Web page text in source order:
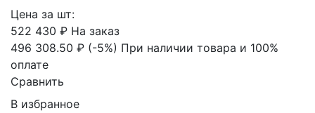
Цена за шт:
522 430 ₽ На заказ
496 308.50 ₽ (-5%) При наличии товара и 100%
оплате
Сравнить
В избранное